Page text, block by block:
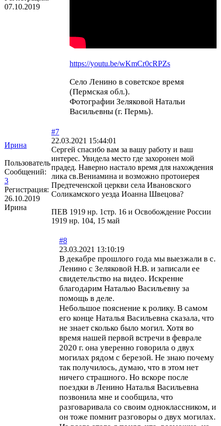
07.10.2019
https://youtu.be/wKmCr0cRPZs
Село Ленино в советское время
(Пермская обл.).
Фотографии Зеляковой Натальи
Васильевны (г. Пермь).
Ирина
Пользователь
Сообщений:
3
Регистрация:
26.10.2019
Ирина
#7
22.03.2021 15:44:01
Сергей спасибо вам за вашу работу и ваш
интерес. Увидела место где захоронен мой
прадед. Наверно настало время для нахождения
лика св.Вениамина и возможно протоиерея
Предтеченской церкви села Ивановского
Соликамского уезда Иоанна Швецова?
ПЕВ 1919 нр. 1стр. 16 и Освобождение России
1919 нр. 104, 15 май
#8
23.03.2021 13:10:19
В декабре прошлого года мы выезжали в с.
Ленино с Зеляковой Н.В. и записали ее
свидетельство на видео. Искренне
благодарим Наталью Васильевну за
помощь в деле.
Небольшое пояснение к ролику. В самом
его конце Наталья Васильевна сказала, что
не знает сколько было могил. Хотя во
время нашей первой встречи в феврале
2020 г. она уверенно говорила о двух
могилах рядом с березой. Не знаю почему
так получилось, думаю, что в этом нет
ничего страшного. Но вскоре после
поездки в Ленино Наталья Васильевна
позвонила мне и сообщила, что
разговаривала со своим одноклассником, и
он тоже помнит разговоры о двух могилах.